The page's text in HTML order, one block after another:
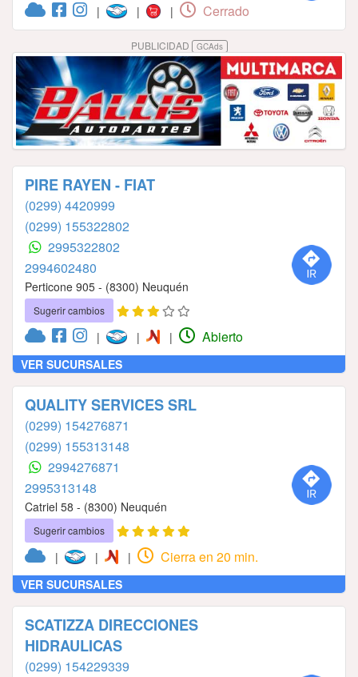
| | | Cerrado
PUBLICIDAD GCAds
PIRE RAYEN - FIAT
(0299) 4420999
(0299) 155322802
2995322802
2994602480
Perticone 905 - (8300) Neuquén
Sugerir cambios
| | | Abierto
VER SUCURSALES
QUALITY SERVICES SRL
(0299) 154276871
(0299) 155313148
2994276871
2995313148
Catriel 58 - (8300) Neuquén
Sugerir cambios
| | | Cierra en 20 min.
VER SUCURSALES
SCATIZZA DIRECCIONES
HIDRAULICAS
(0299) 154229339